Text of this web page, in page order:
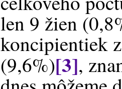
len 9 žien
koncipientiek
(9,6%)[3],